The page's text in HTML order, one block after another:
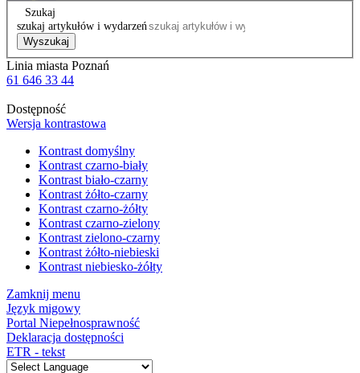
Szukaj
szukaj artykułów i wydarzeń
Wyszukaj
Linia miasta Poznań
61 646 33 44
Dostępność
Wersja kontrastowa
Kontrast domyślny
Kontrast czarno-biały
Kontrast biało-czarny
Kontrast żółto-czarny
Kontrast czarno-żółty
Kontrast czarno-zielony
Kontrast zielono-czarny
Kontrast żółto-niebieski
Kontrast niebiesko-żółty
Zamknij menu
Język migowy
Portal Niepełnosprawność
Deklaracja dostępności
ETR - tekst